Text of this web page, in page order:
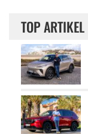
TOP ARTIKEL